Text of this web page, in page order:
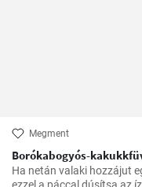
Megment
Borókabogyós-
Ha netán valaki hozzájut